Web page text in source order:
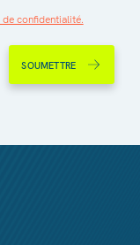
confidentialité.
SOUMETTRE